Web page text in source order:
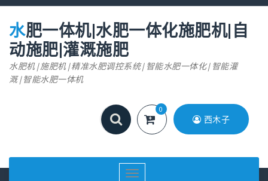
跳
水肥一体机|水肥一体化施肥机|自
动施肥|灌溉施肥
水肥机|施肥机|精准水肥调控系统|智能水肥一体化|智能灌
溉|智能水肥一体机
0
西木子
切